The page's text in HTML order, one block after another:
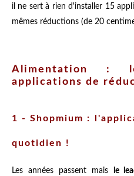
il ne sert à rien d'installer 15
mêmes réductions (de 20
Alimentation :
applications de
1 - Shopmium :
quotidien !
Les années passent mais le